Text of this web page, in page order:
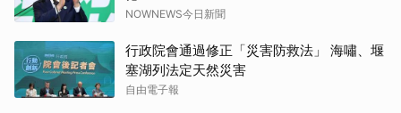
NOWNEWS今日新聞
行政院會通過修正「災害防救法」 海嘯、堰
塞湖列法定天然災害
自由電子報